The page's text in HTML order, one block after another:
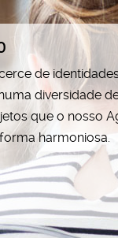
de
diversidade
que o nosso
harmoniosa.